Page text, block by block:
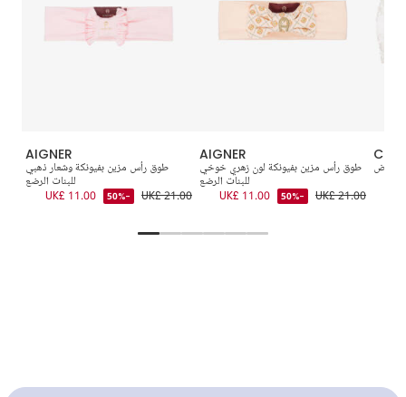
AIGNER
طوق رأس مزين بفيونكة وشعار ذهبي
للبنات الرضع
UK£ 21.00
-50%
UK£ 11.00
AIGNER
طوق رأس مزين بفيونكة لون زهري خوخي
للبنات الرضع
UK£ 21.00
-50%
UK£ 11.00
أبيض